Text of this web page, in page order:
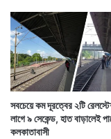
ও
সবচেয়ে কম দূরত্বের ২টি
লাগে ৯ সেকেন্ড, হাত বাড়ালেই
কলকাতাবাসী